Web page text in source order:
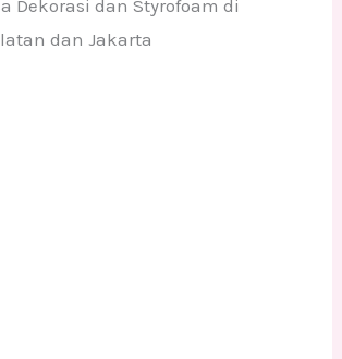
Dekorasi dan Styrofoam di
dan Jakarta